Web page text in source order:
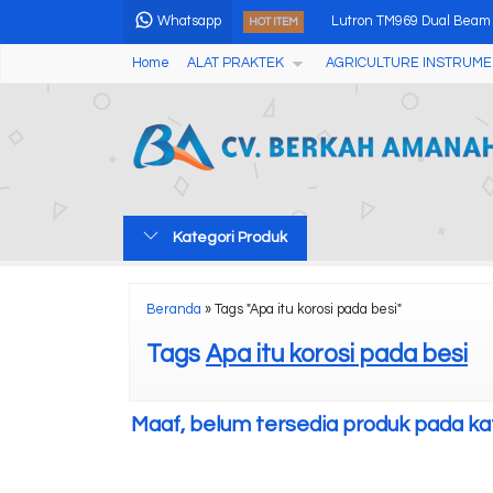
Whatsapp HOT ITEM Lutron TM969 Dual
Alat Pengukur Ketebalan
Alat Pengukur
Home ALAT PRAKTEK AGRICULTURE
Kategori Produk
Beranda » Tags "Apa itu korosi pada besi"
Tags Apa itu korosi pada besi
Maaf, belum tersedia produk pada